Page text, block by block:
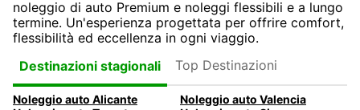
noleggio di auto Premium e noleggi flessibili e a lungo
termine. Un'esperienza progettata per offrire comfort,
flessibilità ed eccellenza in ogni viaggio.
Destinazioni stagionali
Top Destinazioni
Noleggio auto Alicante
Noleggio auto Valencia